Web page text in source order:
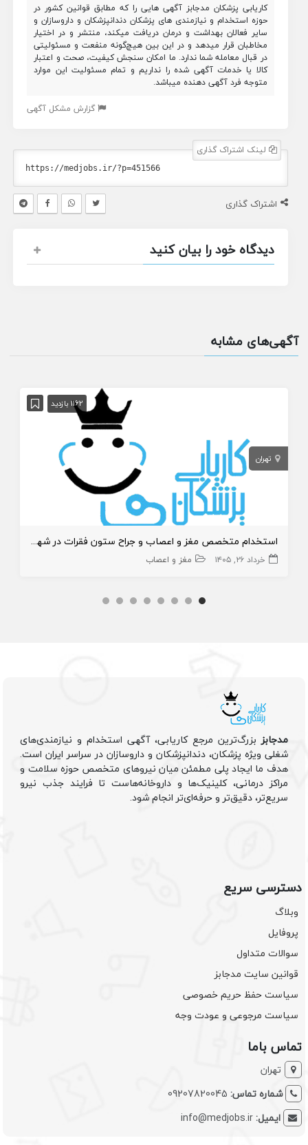
کاریابی پزشکان مدجابز آگهی هایی را که مطابق قوانین کشور در
حوزه استخدام و نیازمندی های پزشکان دندانپزشکان و داروسازان و
سایر فعالان بهداشت و درمان دریافت میکند، منتشر و در اختیار
مخاطبان قرار میدهد و در این بین هیچ‌گونه منفعت و مسئولیتی
در قبال معامله شما ندارد. ما امکان سنجش کیفیت، صحت و اعتبار
کالا یا خدمات آگهی شده را نداریم و تمام مسئولیت این موارد
متوجه فرد آگهی دهنده میباشد.
گزارش مشکل آگهی
لینک اشتراک گذاری
اشتراک گذاری
دیدگاه خود را بیان کنید
آگهی‌های مشابه
1162 بازدید
تهران
استخدام متخصص مغز و اعصاب و جراح ستون فقرات در شهرری
خرداد ۲۶, ۱۴۰۵ مغز و اعصاب
مدجابزبزرگ‌ترین مرجع کاریابی، آگهی استخدام و نیازمندی‌های
شغلی ویژه پزشکان، دندانپزشکان و داروسازان در سراسر ایران است.
هدف ما ایجاد پلی مطمئن میان نیروهای متخصص حوزه سلامت و
مراکز درمانی، کلینیک‌ها و داروخانه‌هاست تا فرایند جذب نیرو
سریع‌تر، دقیق‌تر و حرفه‌ای‌تر انجام شود.
دسترسی سریع
وبلاگ
پروفایل
سوالات متداول
قوانین سایت مدجابز
سیاست حفظ حریم خصوصی
سیاست مرجوعی و عودت وجه
تماس باما
تهران
شماره تماس: 09207820045
ایمیل:info@medjobs.ir